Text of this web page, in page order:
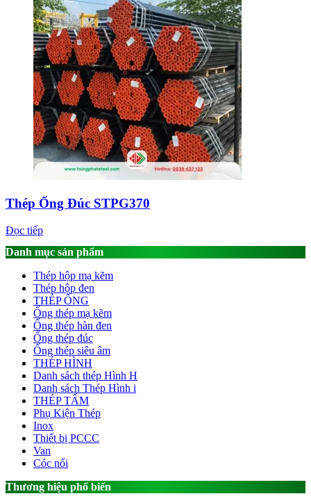
Thép Ống Đúc STPG370
Đọc tiếp
Danh mục sản phẩm
Thép hộp mạ kẽm
Thép hộp đen
THÉP ỐNG
Ống thép mạ kẽm
Ống thép hàn đen
Ống thép đúc
Ống thép siêu âm
THÉP HÌNH
Danh sách thép Hình H
Danh sách Thép Hình i
THÉP TẤM
Phụ Kiện Thép
Inox
Thiết bị PCCC
Van
Cóc nối
Thương hiệu phổ biến